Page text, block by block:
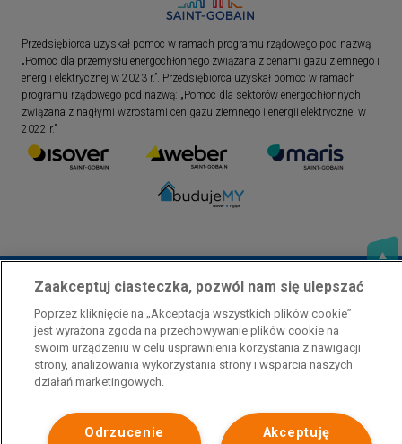
Stopka
Polityka prywatności Skontaktuj się z nami
Przedsiębiorca uzyskał pomoc w ramach programu rządowego pod nazwą
„Pomoc dla przemysłu energochłonnego związana z cenami gazu ziemnego i
energii elektrycznej w 2023 r.”. Przedsiębiorca uzyskał pomoc w ramach
programu rządowego pod nazwą: „Pomoc dla sektorów energochłonnych
związana z nagłymi wzrostami cen gazu ziemnego i energii elektrycznej w
2022 r.”
Zaakceptuj ciasteczka, pozwól nam się ulepszać
Poprzez kliknięcie na „Akceptacja wszystkich plików cookie”
jest wyrażona zgoda na przechowywanie plików cookie na
swoim urządzeniu w celu usprawnienia korzystania z nawigacji
strony, analizowania wykorzystania strony i wsparcia naszych
działań marketingowych.
Akceptuję
Odrzucenie